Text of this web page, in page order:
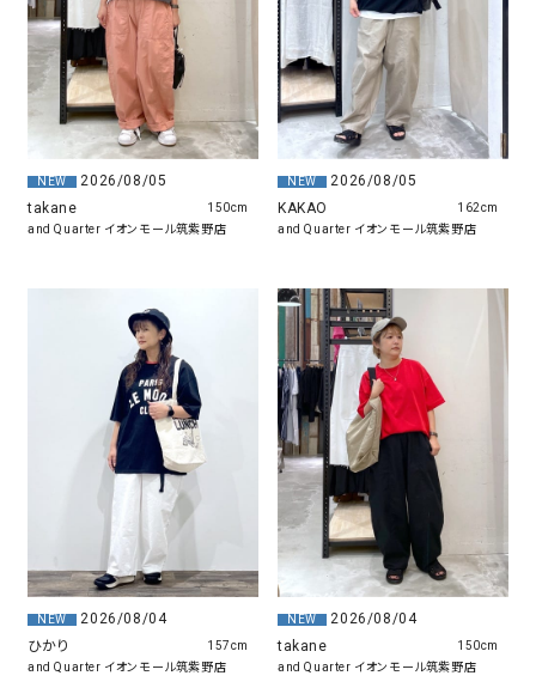
NEW
2026/08/05
takane
and Quarter イオンモール筑紫野店
150cm
NEW
2026/08/05
KAKAO
and Quarter イオンモール筑紫野店
162cm
NEW
2026/08/04
ひかり
and Quarter イオンモール筑紫野店
157cm
NEW
2026/08/04
takane
and Quarter イオンモール筑紫野店
150cm